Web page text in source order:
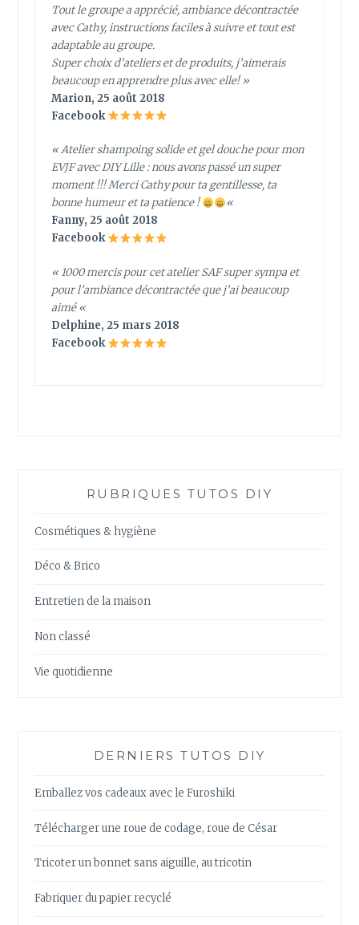
Tout le groupe a apprécié, ambiance décontractée
avec Cathy, instructions faciles à suivre et tout est
adaptable au groupe.
Super choix d’ateliers et de produits, j’aimerais
beaucoup en apprendre plus avec elle! »
Marion, 25 août 2018
Facebook
« Atelier shampoing solide et gel douche pour mon
EVJF avec DIY Lille : nous avons passé un super
moment !!! Merci Cathy pour ta gentillesse, ta
bonne humeur et ta patience !
«
Fanny, 25 août 2018
Facebook
« 1000 mercis pour cet atelier SAF super sympa et
pour l’ambiance décontractée que j’ai beaucoup
aimé«
Delphine, 25 mars 2018
Facebook
RUBRIQUES TUTOS DIY
Cosmétiques & hygiène
Déco & Brico
Entretien de la maison
Non classé
Vie quotidienne
DERNIERS TUTOS DIY
Emballez vos cadeaux avec le Furoshiki
Télécharger une roue de codage, roue de César
Tricoter un bonnet sans aiguille, au tricotin
Fabriquer du papier recyclé